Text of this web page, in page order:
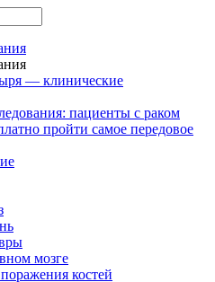
— клинические
пациенты с раком
пройти самое передовое
мозге
костей